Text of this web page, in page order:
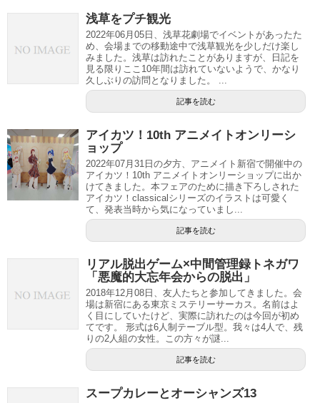
浅草をプチ観光
2022年06月05日、浅草花劇場でイベントがあったた
め、会場までの移動途中で浅草観光を少しだけ楽し
みました。浅草は訪れたことがありますが、日記を
見る限りここ10年間は訪れていないようで、かなり
久しぶりの訪問となりました。 ...
記事を読む
アイカツ！10th アニメイトオンリーシ
ョップ
2022年07月31日の夕方、アニメイト新宿で開催中の
アイカツ！10th アニメイトオンリーショップに出か
けてきました。本フェアのために描き下ろしされた
アイカツ！classicalシリーズのイラストは可愛く
て、発表当時から気になっていまし...
記事を読む
リアル脱出ゲーム×中間管理録トネガワ
「悪魔的大忘年会からの脱出」
2018年12月08日、友人たちと参加してきました。会
場は新宿にある東京ミステリーサーカス。名前はよ
く目にしていたけど、実際に訪れたのは今回が初め
てです。 形式は6人制テーブル型。我々は4人で、残
りの2人組の女性。この方々が謎...
記事を読む
スープカレーとオーシャンズ13